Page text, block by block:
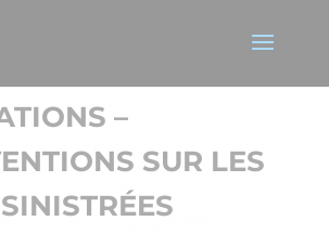
–
SUR LES